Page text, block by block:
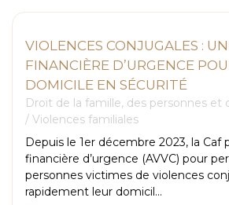
VIOLENCES CONJUGALES :
FINANCIÈRE D’URGENCE
DOMICILE EN SÉCURITÉ
Droit de la famille, des personnes et
/ Violences familiales
Depuis le 1er décembre 2023, la Caf
financière d’urgence (AVVC) pour
personnes victimes de violences
rapidement leur domicil...